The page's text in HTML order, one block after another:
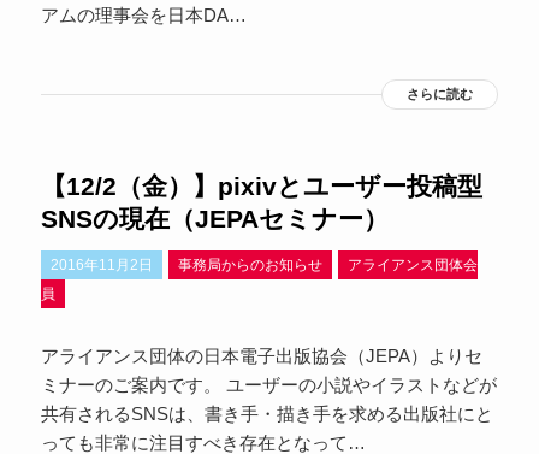
アムの理事会を日本DA…
さらに読む
【12/2（金）】pixivとユーザー投稿型
SNSの現在（JEPAセミナー）
2016年11月2日 事務局からのお知らせ
アライアンス団体会
員
アライアンス団体の日本電子出版協会（JEPA）よりセ
ミナーのご案内です。 ユーザーの小説やイラストなどが
共有されるSNSは、書き手・描き手を求める出版社にと
っても非常に注目すべき存在となって…